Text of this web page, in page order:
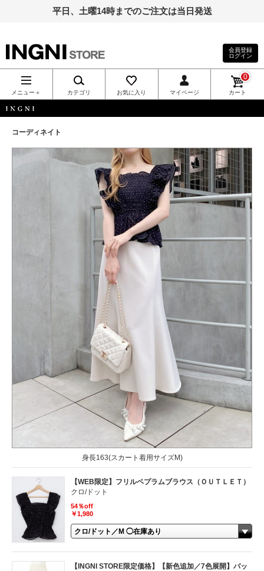
平日、土曜14時までのご注文は当日発送
INGNI（イン
グ）公式通
販｜INGNI
STORE
会員登録
ログイン
メニュー＋ カテゴリ お気に入り マイページ カート
0
コーディネイト
身長163(スカート着用サイズM)
【WEB限定】フリルペプラムブラウス（ＯＵＴＬＥＴ）
クロ/ドット
54％off
￥1,980
【INGNI STORE限定価格】【新色追加／7色展開】バッ